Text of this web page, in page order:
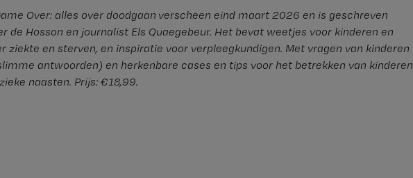
Over: alles over doodgaan verscheen eind maart 2026 en is geschreven
de Hosson en journalist Els Quaegebeur. Het bevat weetjes voor kinderen en
ziekte en sterven, en inspiratie voor verpleegkundigen. Met vragen van kinderen
antwoorden) en herkenbare cases en tips voor het betrekken van kinderen
naasten. Prijs: €18,99.